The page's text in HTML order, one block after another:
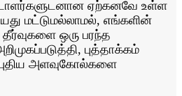
ஏற்கனவே உள்ள
மட்டுமல்லாமல், எங்களின்
ஒரு பரந்த
புத்தாக்கம்
புதிய அளவுகோல்களை